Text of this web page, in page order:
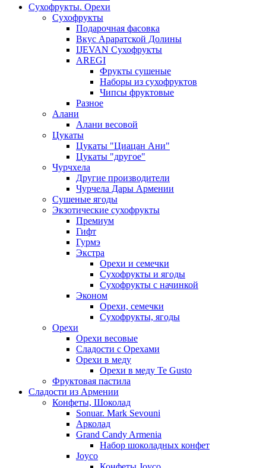
Сухофрукты. Орехи
Сухофрукты
Подарочная фасовка
Вкус Араратской Долины
IJEVAN Сухофрукты
AREGI
Фрукты сушеные
Наборы из сухофруктов
Чипсы фруктовые
Разное
Алани
Алани весовой
Цукаты
Цукаты "Циацан Ани"
Цукаты "другое"
Чурчхела
Другие производители
Чурчела Дары Армении
Сушеные ягоды
Экзотические сухофрукты
Премиум
Гифт
Гурмэ
Экстра
Орехи и семечки
Сухофрукты и ягоды
Сухофрукты с начинкой
Эконом
Орехи, семечки
Сухофрукты, ягоды
Орехи
Орехи весовые
Сладости с Орехами
Орехи в меду
Орехи в меду Te Gusto
Фруктовая пастила
Сладости из Армении
Конфеты, Шоколад
Sonuar. Mark Sevouni
Арколад
Grand Candy Armenia
Набор шоколадных конфет
Joyco